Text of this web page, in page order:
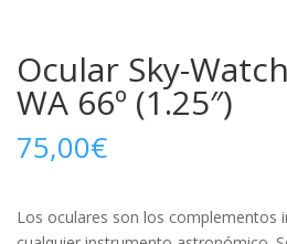
Ocular Sky-
WA 66º (1.25″)
75,00€
Los oculares son los complementos